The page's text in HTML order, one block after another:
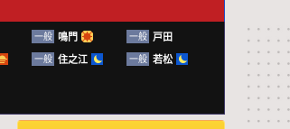
一般 鳴門 一般 戸田
一般 住之江 一般 若松